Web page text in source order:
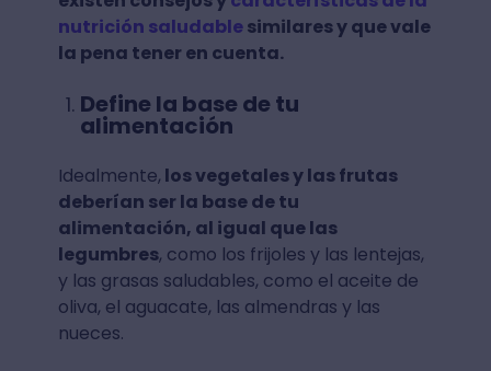
nutrición saludablesimilares y que vale
la pena tener en cuenta.
Define la base de tu
alimentación
Idealmente, los vegetales y las frutas
deberían ser la base de tu
alimentación, al igual que las
legumbres, como los frijoles y las lentejas,
y las grasas saludables, como el aceite de
oliva, el aguacate, las almendras y las
nueces.